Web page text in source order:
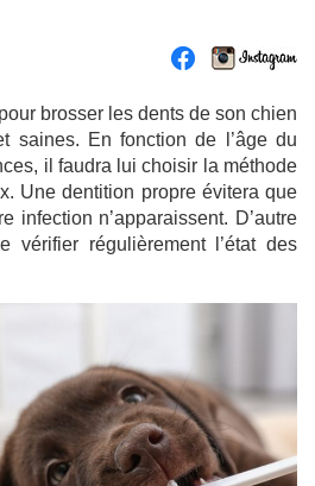
brosser les dents de son chien
saines. En fonction de l’âge du
il faudra lui choisir la méthode
Une dentition propre évitera que
infection n’apparaissent. D’autre
vérifier régulièrement l’état des